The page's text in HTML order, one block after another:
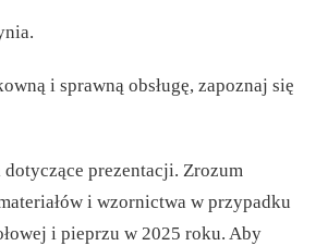
i sprawną obsługę, zapoznaj się
prezentacji. Zrozum
i wzornictwa w przypadku
i pieprzu w 2025 roku. Aby